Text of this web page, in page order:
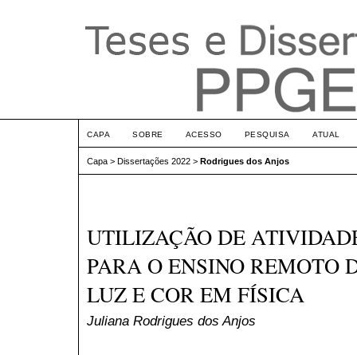
CAPA SOBRE ACESSO PESQUISA ATUAL
Capa > Dissertações 2022 > Rodrigues dos Anjos
UTILIZAÇÃO DE
PARA O ENSINO REMOTO
LUZ E COR EM FÍSICA
Juliana Rodrigues dos Anjos